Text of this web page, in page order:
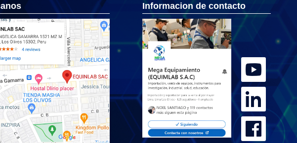
Informacion de contacto